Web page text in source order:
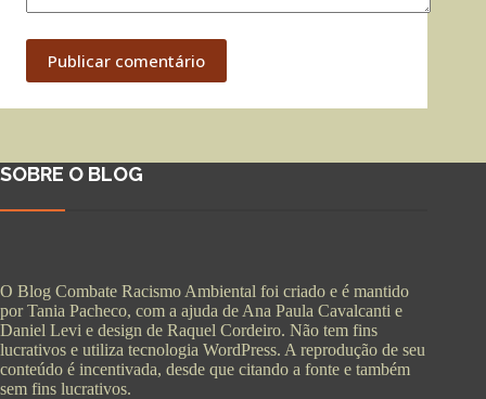
Publicar comentário
SOBRE O BLOG
O Blog Combate Racismo Ambiental foi criado e é mantido
por Tania Pacheco, com a ajuda de Ana Paula Cavalcanti e
Daniel Levi e design de Raquel Cordeiro. Não tem fins
lucrativos e utiliza tecnologia WordPress. A reprodução de seu
conteúdo é incentivada, desde que citando a fonte e também
sem fins lucrativos.